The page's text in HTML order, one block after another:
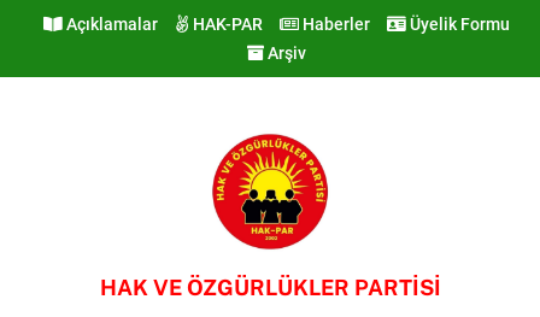
Açıklamalar HAK-PAR Haberler
Üyelik Formu
Arşiv
HAK VE ÖZGÜRLÜKLER PARTİSİ